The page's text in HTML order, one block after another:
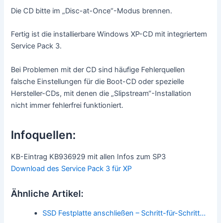
Die CD bitte im „Disc-at-Once“-Modus brennen.
Fertig ist die installierbare Windows XP-CD mit integriertem
Service Pack 3.
Bei Problemen mit der CD sind häufige Fehlerquellen
falsche Einstellungen für die Boot-CD oder spezielle
Hersteller-CDs, mit denen die „Slipstream“-Installation
nicht immer fehlerfrei funktioniert.
Infoquellen:
KB-Eintrag KB936929 mit allen Infos zum SP3
Download des Service Pack 3 für XP
Ähnliche Artikel:
SSD Festplatte anschließen – Schritt-für-Schritt…